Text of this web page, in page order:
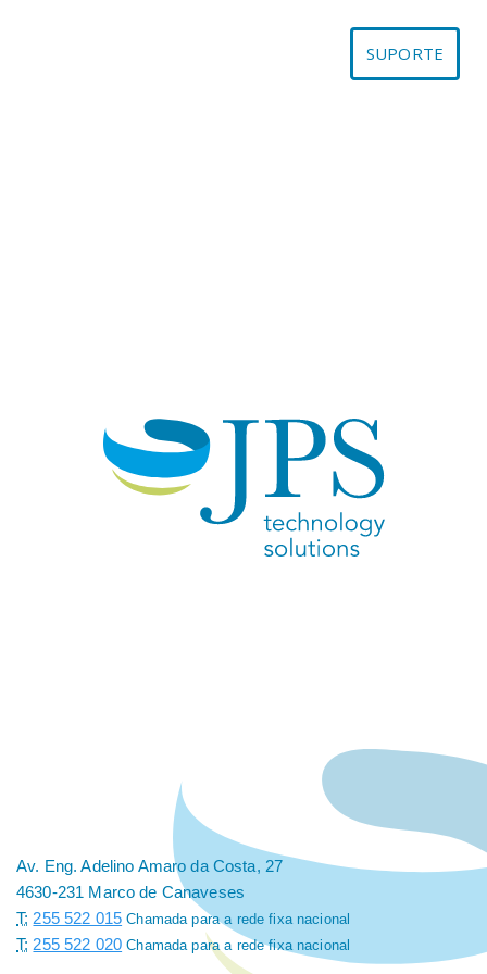
SUPORTE
Av. Eng. Adelino Amaro da Costa, 27
4630-231 Marco de Canaveses
T: 255 522 015 Chamada para a rede fixa nacional
T: 255 522 020 Chamada para a rede fixa nacional